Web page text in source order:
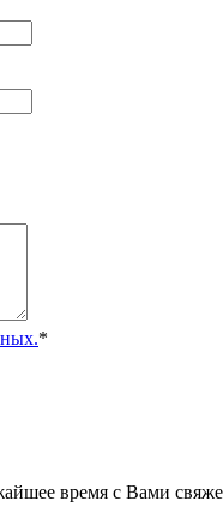
*
время с Вами